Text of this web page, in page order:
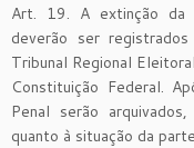
Art. 19. A extinção da
deverão ser
Tribunal Regional
Constituição Federal.
Penal serão
quanto à situação da